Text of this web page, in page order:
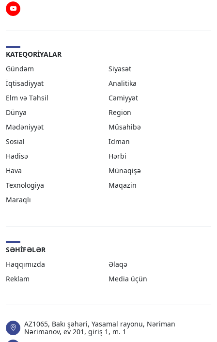
Youtube
KATEQORIYALAR
Gündəm
Siyasət
İqtisadiyyat
Analitika
Elm və Təhsil
Cəmiyyət
Dünya
Region
Mədəniyyət
Müsahibə
Sosial
İdman
Hadisə
Hərbi
Hava
Münaqişə
Texnologiya
Maqazin
Maraqlı
SƏHIFƏLƏR
Haqqımızda
Əlaqə
Reklam
Media üçün
AZ1065, Bakı şəhəri, Yasamal rayonu, Nəriman
Nərimanov, ev 201, giriş 1, m. 1